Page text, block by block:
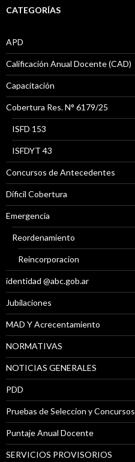
CATEGORÍAS
APD
Calificación Anual Docente (CAD)
Capacitación
Cobertura Res. N° 6179/25
ISFD 153
ISFDYT 43
Concursos de Antecedentes
Díficil Cobertura
Emergencia
Reordenamiento
Reincorporacion
identidad @abc.gob.ar
Jubilaciones
MAD Y Acrecentamiento
NORMATIVAS
NOTICIAS GENERALES
PDD
Pruebas de Seleccion y Concursos
Puntaje Anual Docente
SERVICIOS PROVISORIOS